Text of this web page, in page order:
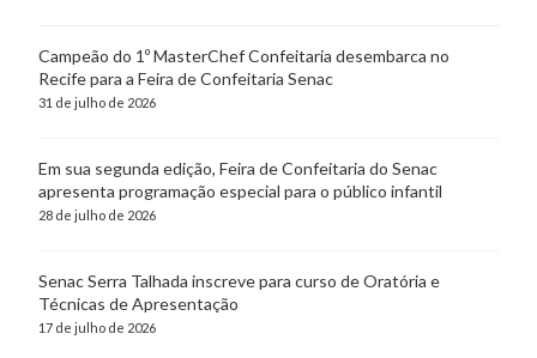
Campeão do 1º MasterChef Confeitaria desembarca no
Recife para a Feira de Confeitaria Senac
31 de julho de 2026
Em sua segunda edição, Feira de Confeitaria do Senac
apresenta programação especial para o público infantil
28 de julho de 2026
Senac Serra Talhada inscreve para curso de Oratória e
Técnicas de Apresentação
17 de julho de 2026